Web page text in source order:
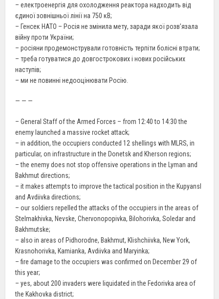
– електроенергія для охолодження реактора надходить від
єдиної зовнішньої лінії на 750 кВ;
– Генсек НАТО – Росія не змінила мету, заради якої розв’язала
війну проти України;
– росіяни продемонстрували готовність терпіти болісні втрати;
– треба готуватися до довгострокових і нових російських
наступів;
– ми не повинні недооцінювати Росію.
— — —
– General Staff of the Armed Forces – from 12:40 to 14:30 the
enemy launched a massive rocket attack;
– in addition, the occupiers conducted 12 shellings with MLRS, in
particular, on infrastructure in the Donetsk and Kherson regions;
– the enemy does not stop offensive operations in the Lyman and
Bakhmut directions;
– it makes attempts to improve the tactical position in the Kupyansl
and Avdiivka directions;
– our soldiers repelled the attacks of the occupiers in the areas of
Stelmakhivka, Nevske, Chervonopopivka, Bilohorivka, Soledar and
Bakhmutske;
– also in areas of Pidhorodne, Bakhmut, Klishchiivka, New York,
Krasnohorivka, Kamianka, Avdiivka and Maryinka;
– fire damage to the occupiers was confirmed on December 29 of
this year;
– yes, about 200 invaders were liquidated in the Fedorivka area of
the Kakhovka district;